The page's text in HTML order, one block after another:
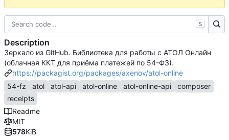
S
Description
Зеркало из GitHub. Библиотека для работы с АТОЛ Онлайн
(облачная ККТ для приёма платежей по 54-ФЗ).
https://packagist.org/packages/axenov/atol-online
54-fz
atol atol-api atol-online atol-online-api
composer
receipts
Readme
MIT
578KiB